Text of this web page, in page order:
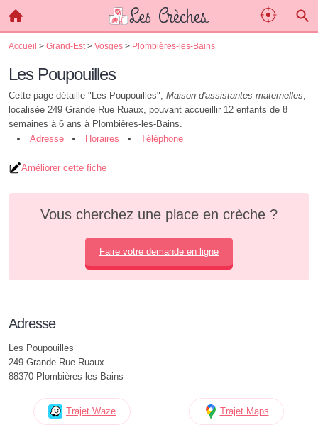
Accueil > Grand-Est > Vosges > Plombières-les-Bains
Les Poupouilles
Cette page détaille "Les Poupouilles", Maison d'assistantes maternelles,
localisée 249 Grande Rue Ruaux, pouvant accueillir 12 enfants de 8
semaines à 6 ans à Plombières-les-Bains.
Adresse
Horaires Téléphone
Améliorer cette fiche
Vous cherchez une place en crèche ?
Faire votre demande en ligne
Adresse
Les Poupouilles
249 Grande Rue Ruaux
88370 Plombières-les-Bains
Trajet Waze Trajet Maps